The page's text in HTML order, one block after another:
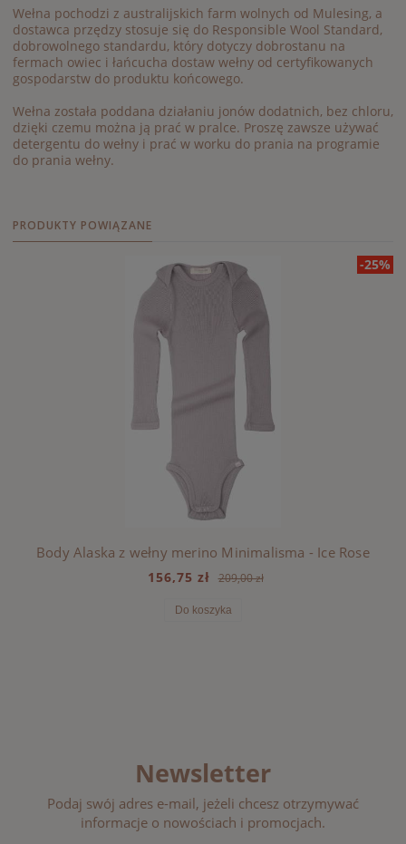
Wełna pochodzi z australijskich farm wolnych od Mulesing, a
dostawca przędzy stosuje się do Responsible Wool Standard,
dobrowolnego standardu, który dotyczy dobrostanu na
fermach owiec i łańcucha dostaw wełny od certyfikowanych
gospodarstw do produktu końcowego.
Wełna została poddana działaniu jonów dodatnich, bez chloru,
dzięki czemu można ją prać w pralce. Proszę zawsze używać
detergentu do wełny i prać w worku do prania na programie
do prania wełny.
PRODUKTY POWIĄZANE
-25%
Body Alaska z wełny merino Minimalisma - Ice Rose
156,75 zł 209,00 zł
Do koszyka
Newsletter
Podaj swój adres e-mail, jeżeli chcesz otrzymywać
informacje o nowościach i promocjach.